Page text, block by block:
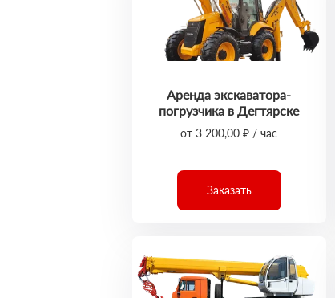
Аренда экскаватора-
погрузчика в Дегтярске
от 3 200,00 ₽ / час
Заказать